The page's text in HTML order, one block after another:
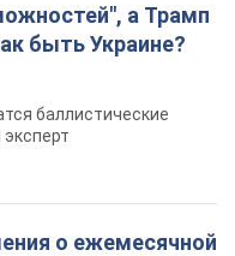
а Трамп
быть Украине?
баллистические
о ежемесячной